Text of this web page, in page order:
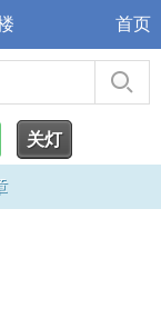
首页
关灯